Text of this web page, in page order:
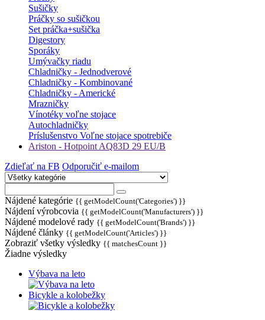
Sušičky
Práčky so sušičkou
Set práčka+sušička
Digestory
Sporáky
Umývačky riadu
Chladničky - Jednodverové
Chladničky - Kombinované
Chladničky - Americké
Mrazničky
Vínotéky voľne stojace
Autochladničky
Príslušenstvo Voľne stojace spotrebiče
Ariston - Hotpoint AQ83D 29 EU/B
Zdieľať na FB Odporučiť e-mailom
Nájdené kategórie {{ getModelCount('Categories') }}
Nájdení výrobcovia {{ getModelCount('Manufacturers') }}
Nájdené modelové rady {{ getModelCount('Brands') }}
Nájdené články {{ getModelCount('Articles') }}
Zobraziť všetky výsledky {{ matchesCount }}
Žiadne výsledky
Výbava na leto
Bicykle a kolobežky